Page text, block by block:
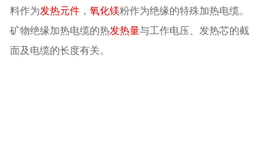
料作为发热元件 ， 氧化镁粉作为绝缘的特殊加热电缆。
矿物绝缘加热电缆的热发热量与工作电压、发热芯的截
面及电缆的长度有关。